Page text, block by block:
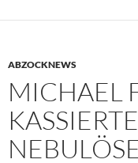
ABZOCKNEWS
MICHAEL